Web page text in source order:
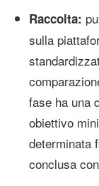
Raccolta:
sulla
fase ha una
obiettivo
determinata
conclusa